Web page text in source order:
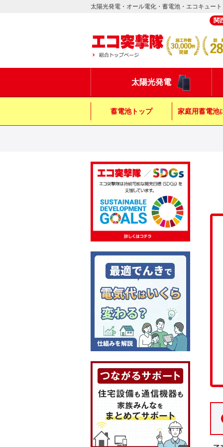
太陽光発電・オール電化・蓄電池・エコキュー
関
太陽光発電
蓄電池トップ 家庭用蓄電池